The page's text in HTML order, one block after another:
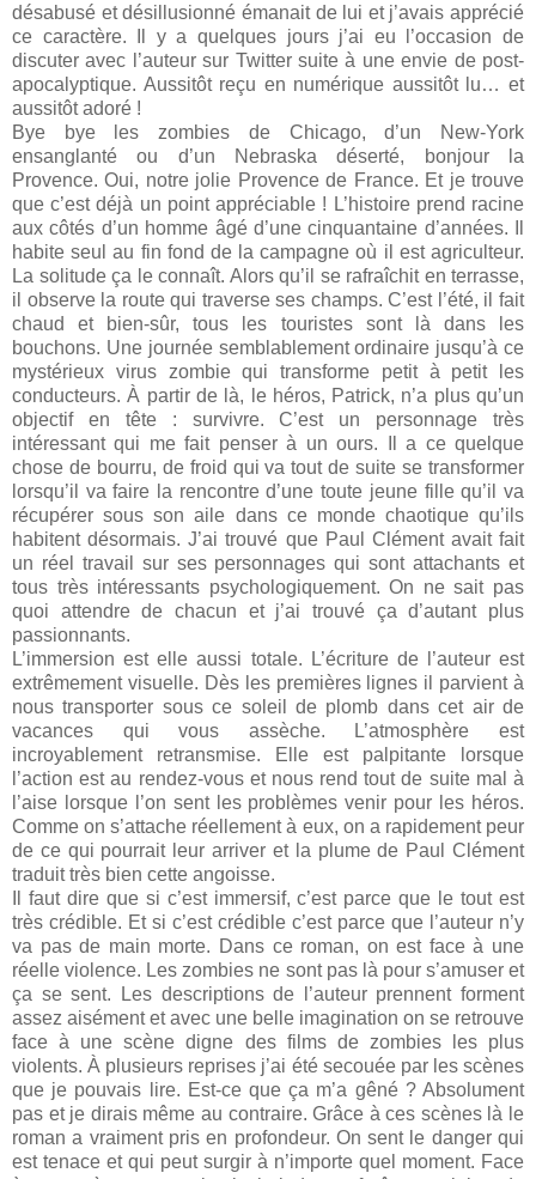
désabusé et désillusionné émanait de lui et j’avais apprécié
ce caractère. Il y a quelques jours j’ai eu l’occasion de
discuter avec l’auteur sur Twitter suite à une envie de post-
apocalyptique. Aussitôt reçu en numérique aussitôt lu… et
aussitôt adoré !
Bye bye les zombies de Chicago, d’un New-York
ensanglanté ou d’un Nebraska déserté, bonjour la
Provence. Oui, notre jolie Provence de France. Et je trouve
que c’est déjà un point appréciable ! L’histoire prend racine
aux côtés d’un homme âgé d’une cinquantaine d’années. Il
habite seul au fin fond de la campagne où il est agriculteur.
La solitude ça le connaît. Alors qu’il se rafraîchit en terrasse,
il observe la route qui traverse ses champs. C’est l’été, il fait
chaud et bien-sûr, tous les touristes sont là dans les
bouchons. Une journée semblablement ordinaire jusqu’à ce
mystérieux virus zombie qui transforme petit à petit les
conducteurs. À partir de là, le héros, Patrick, n’a plus qu’un
objectif en tête : survivre. C’est un personnage très
intéressant qui me fait penser à un ours. Il a ce quelque
chose de bourru, de froid qui va tout de suite se transformer
lorsqu’il va faire la rencontre d’une toute jeune fille qu’il va
récupérer sous son aile dans ce monde chaotique qu’ils
habitent désormais. J’ai trouvé que Paul Clément avait fait
un réel travail sur ses personnages qui sont attachants et
tous très intéressants psychologiquement. On ne sait pas
quoi attendre de chacun et j’ai trouvé ça d’autant plus
passionnants.
L’immersion est elle aussi totale. L’écriture de l’auteur est
extrêmement visuelle. Dès les premières lignes il parvient à
nous transporter sous ce soleil de plomb dans cet air de
vacances qui vous assèche. L’atmosphère est
incroyablement retransmise. Elle est palpitante lorsque
l’action est au rendez-vous et nous rend tout de suite mal à
l’aise lorsque l’on sent les problèmes venir pour les héros.
Comme on s’attache réellement à eux, on a rapidement peur
de ce qui pourrait leur arriver et la plume de Paul Clément
traduit très bien cette angoisse.
Il faut dire que si c’est immersif, c’est parce que le tout est
très crédible. Et si c’est crédible c’est parce que l’auteur n’y
va pas de main morte. Dans ce roman, on est face à une
réelle violence. Les zombies ne sont pas là pour s’amuser et
ça se sent. Les descriptions de l’auteur prennent forment
assez aisément et avec une belle imagination on se retrouve
face à une scène digne des films de zombies les plus
violents. À plusieurs reprises j’ai été secouée par les scènes
que je pouvais lire. Est-ce que ça m’a gêné ? Absolument
pas et je dirais même au contraire. Grâce à ces scènes là le
roman a vraiment pris en profondeur. On sent le danger qui
est tenace et qui peut surgir à n’importe quel moment. Face